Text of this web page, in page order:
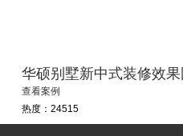
华硕别墅新中式装修效果
查看案例
热度：24515